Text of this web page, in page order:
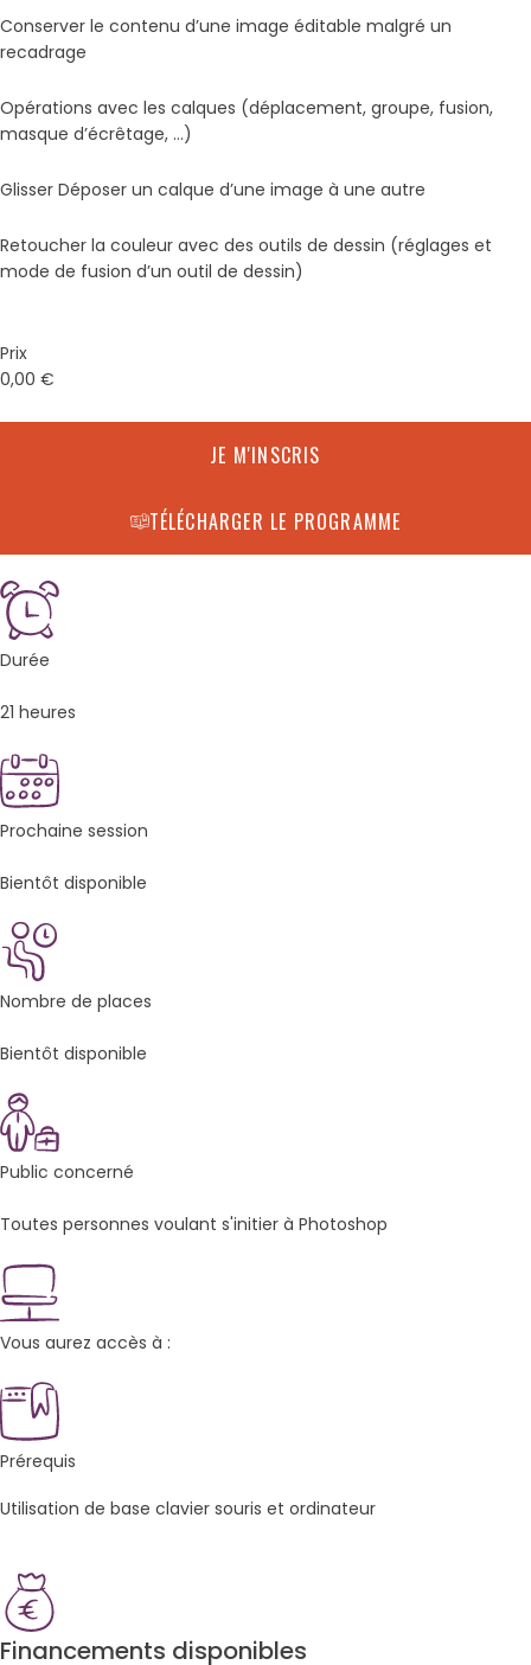
Conserver le contenu d’une image éditable malgré un
recadrage
Opérations avec les calques (déplacement, groupe, fusion,
masque d’écrêtage, …)
Glisser Déposer un calque d’une image à une autre
Retoucher la couleur avec des outils de dessin (réglages et
mode de fusion d’un outil de dessin)
Prix
0,00 €
JE M'INSCRIS
TÉLÉCHARGER LE PROGRAMME
Durée
21 heures
Prochaine session
Bientôt disponible
Nombre de places
Bientôt disponible
Public concerné
Toutes personnes voulant s'initier à Photoshop
Vous aurez accès à :
Prérequis
Utilisation de base clavier souris et ordinateur
Financements disponibles